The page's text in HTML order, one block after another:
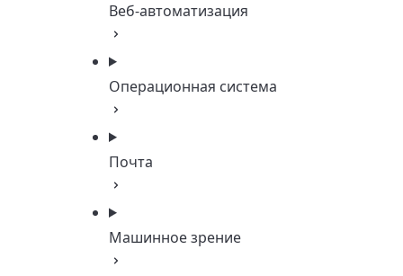
Веб-автоматизация
Операционная система
Почта
Машинное зрение